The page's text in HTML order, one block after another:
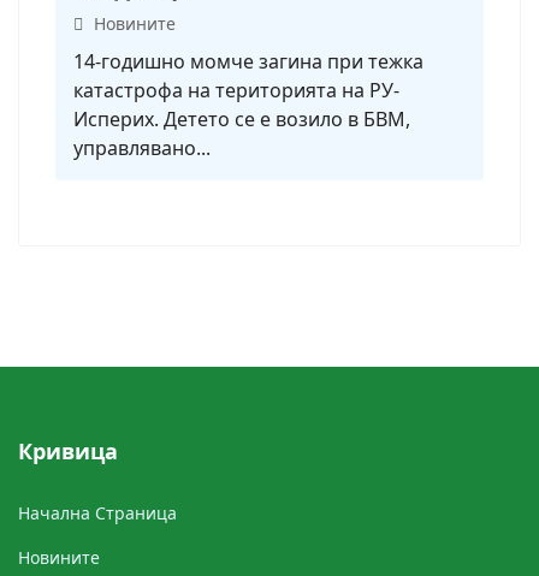
Новините
14-годишно момче загина при тежка
катастрофа на територията на РУ-
Исперих. Детето се е возило в БВМ,
управлявано...
Кривицa
Начална Cтраница
Новините